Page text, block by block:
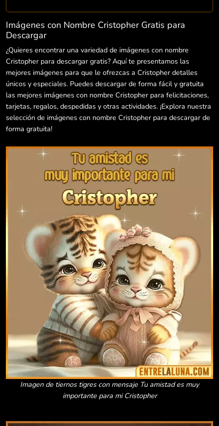
Imágenes con Nombre Cristopher Gratis para
Descargar
¿Quieres encontrar una variedad de imágenes con nombre
Cristopher para descargar gratis? Aquí te presentamos las
mejores imágenes para que le ofrezcas a Cristopher detalles
únicos y especiales. Puedes descargar de forma fácil y gratuita
las mejores imágenes con nombre Cristopher para felicitaciones,
tarjetas, regalos, despedidas y otras actividades. ¡Explora nuestra
selección de imágenes con nombre Cristopher para descargar de
forma gratuita!
Imagen de tiernos tigres con mensaje Tu amistad es muy
importante para mi Cristopher